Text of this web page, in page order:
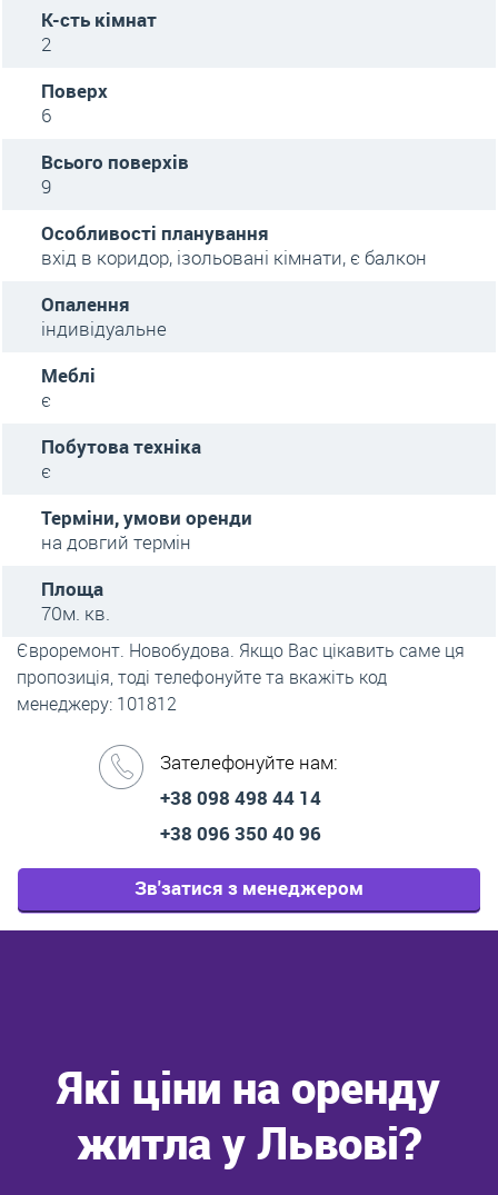
К-сть кімнат
2
Поверх
6
Всього поверхів
9
Особливості планування
вхід в коридор, ізольовані кімнати, є балкон
Опалення
індивідуальне
Меблі
є
Побутова техніка
є
Терміни, умови оренди
на довгий термін
Площа
70м. кв.
Євроремонт. Новобудова. Якщо Вас цікавить саме ця
пропозиція, тоді телефонуйте та вкажіть код
менеджеру: 101812
Зателефонуйте нам:
+38 098 498 44 14
+38 096 350 40 96
Зв'затися з менеджером
Які ціни на оренду
житла у Львові?